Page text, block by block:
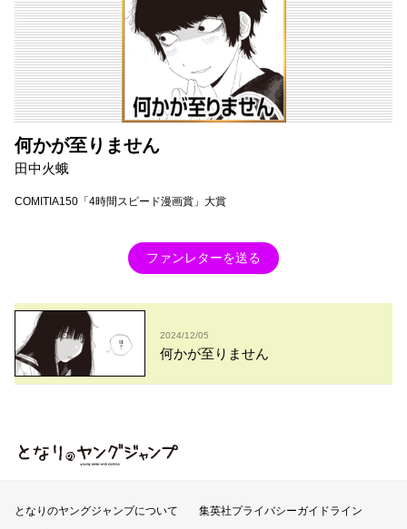
何かが至りません
田中火蛾
COMITIA150「4時間スピード漫画賞」大賞
ファンレターを送る
2024/12/05
何かが至りません
となりのヤングジャンプ
となりのヤングジャンプについて
集英社プライバシーガイドライン